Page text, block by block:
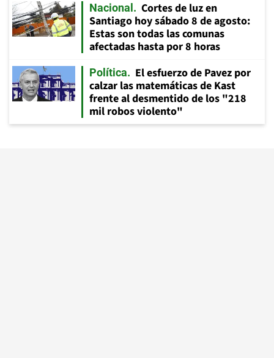
Nacional
Cortes de luz en
Santiago hoy sábado 8 de agosto:
Estas son todas las comunas
afectadas hasta por 8 horas
Política
El esfuerzo de Pavez por
calzar las matemáticas de Kast
frente al desmentido de los "218
mil robos violento"